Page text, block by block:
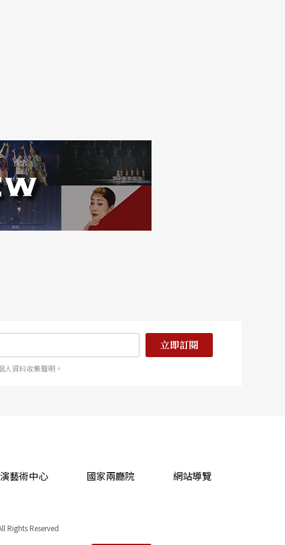
立即訂閱
資料收集聲明。
藝術中心 國家兩廳院 網站導覽
Rights Reserved